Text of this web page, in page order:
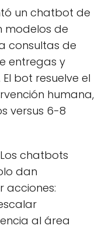
un chatbot de
modelos de
consultas de
entregas y
bot resuelve el
humana,
versus 6-8
Los chatbots
dan
acciones:
al área